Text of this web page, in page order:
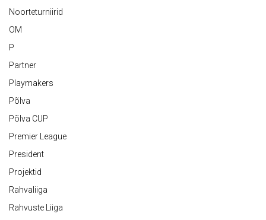
Noorteturniirid
OM
P
Partner
Playmakers
Põlva
Põlva CUP
Premier League
President
Projektid
Rahvaliiga
Rahvuste Liiga